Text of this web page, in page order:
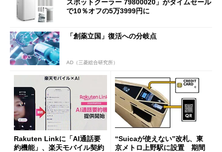
スポットクーラー 79800020」がタイムセール
で10％オフの5万3999円に
「創薬立国」復活への分岐点
AD（三菱総合研究所）
Rakuten Linkに「AI通話要
約機能」、楽天モバイル契約
“Suicaが使えない”改札、東
京メトロ上野駅に設置 期間